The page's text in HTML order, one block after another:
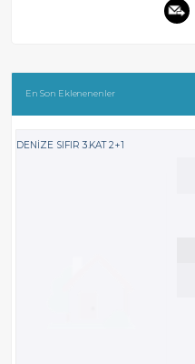
En Son Eklenenenler
DENİZE SIFIR 3.KAT 2+1